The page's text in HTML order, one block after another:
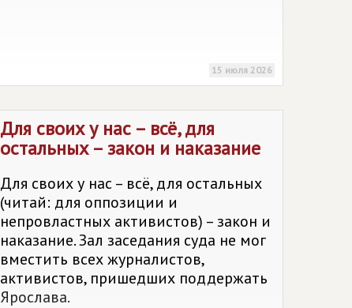
15 июля 2026
Для своих у нас – всё, для
остальных – закон и наказание
Для своих у нас – всё, для остальных
(читай: для оппозиции и
непровластных активистов) – закон и
наказание. Зал заседания суда не мог
вместить всех журналистов,
активистов, пришедших поддержать
Ярослава.